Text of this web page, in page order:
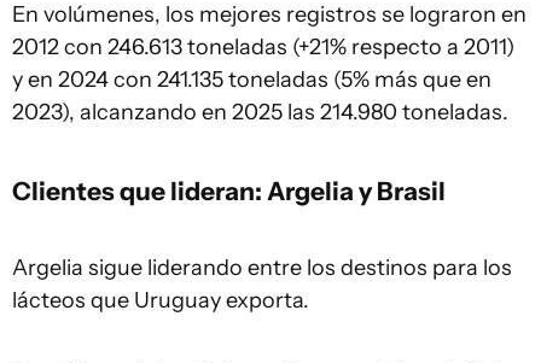
En volúmenes, los mejores registros se lograron en
2012 con 246.613 toneladas (+21% respecto a 2011)
y en 2024 con 241.135 toneladas (5% más que en
2023), alcanzando en 2025 las 214.980 toneladas.
Clientes que lideran: Argelia y Brasil
Argelia sigue liderando entre los destinos para los
lácteos que Uruguay exporta.